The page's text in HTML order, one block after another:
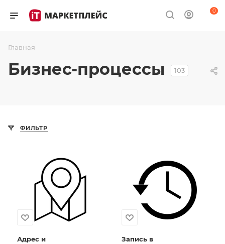
0
Главная
Бизнес-процессы 103
ФИЛЬТР
Адрес и
Запись в